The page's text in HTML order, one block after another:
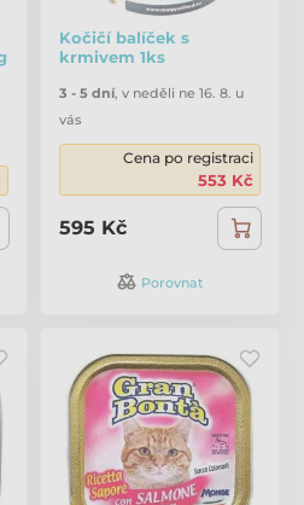
Kočičí balíček s
krmivem 1ks
3 - 5 dní, v neděli ne 16. 8. u
vás
Cena po registraci
553 Kč
595 Kč
Porovnat